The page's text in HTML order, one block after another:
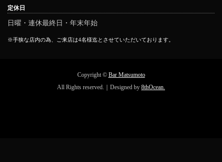
定休日
日曜・連休最終日・年末年始
※手狭な店内の為、ご来店は4名様迄とさせていただいております。
Copyright © Bar Matsumoto
All Rights reserved.｜Designed by 8thOcean.